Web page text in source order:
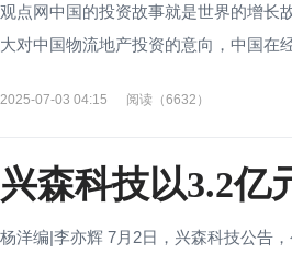
观点网中国的投资故事就是世界的增长
大对中国物流地产投资的意向，中国在
2025-07-03 04:15 阅读（6632）
兴森科技以3.2亿
杨洋编|李亦辉 7月2日，兴森科技公告